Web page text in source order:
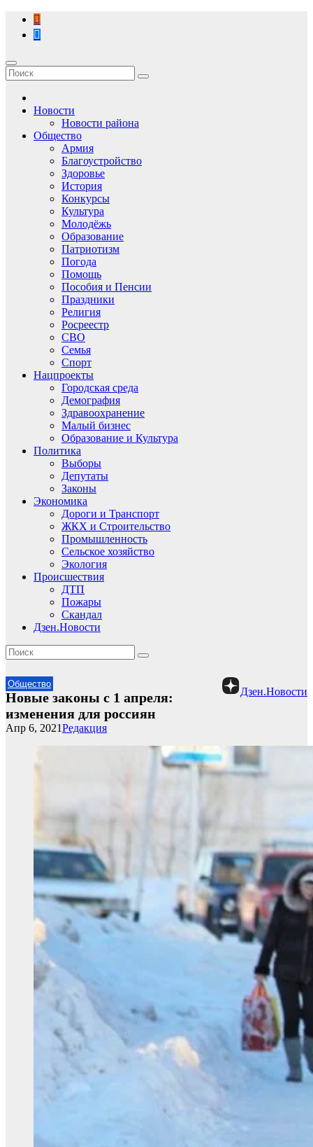
Перейти
содержимому
Новости
Новости района
Общество
Армия
Благоустройство
Здоровье
История
Конкурсы
Культура
Молодёжь
Образование
Патриотизм
Погода
Помощь
Пособия и Пенсии
Праздники
Религия
Росреестр
СВО
Семья
Спорт
Нацпроекты
Городская среда
Демография
Здравоохранение
Малый бизнес
Образование и Культура
Политика
Выборы
Депутаты
Законы
Экономика
Дороги и Транспорт
ЖКХ и Строительство
Промышленность
Сельское хозяйство
Экология
Происшествия
ДТП
Пожары
Скандал
Дзен.Новости
Общество
Дзен.Новости
Новые законы с 1 апреля:
изменения для россиян
Редакция
Апр 6, 2021